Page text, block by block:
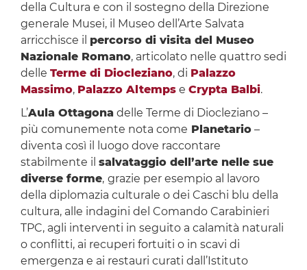
della Cultura e con il sostegno della Direzione
generale Musei, il Museo dell’Arte Salvata
arricchisce il percorso di visita del Museo
Nazionale Romano, articolato nelle quattro sedi
delle Terme di Diocleziano, di Palazzo
Massimo, Palazzo Altempse Crypta Balbi.
L’Aula Ottagona delle Terme di Diocleziano –
più comunemente nota come Planetario–
diventa così il luogo dove raccontare
stabilmente il salvataggio dell’arte nelle sue
diverse forme, grazie per esempio al lavoro
della diplomazia culturale o dei Caschi blu della
cultura, alle indagini del Comando Carabinieri
TPC, agli interventi in seguito a calamità naturali
o conflitti, ai recuperi fortuiti o in scavi di
emergenza e ai restauri curati dall’Istituto